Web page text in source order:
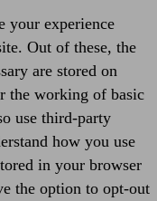
your experience
Out of these, the
are stored on
the working of basic
use third-party
how you use
in your browser
the option to opt-out